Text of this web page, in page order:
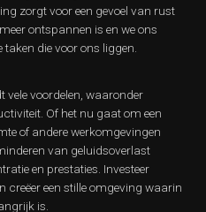
zorgt voor een gevoel van rust
ontspannen is en we ons
die voor ons liggen.
vele voordelen, waaronder
Of het nu gaat om een
of andere werkomgevingen
van geluidsoverlast
en prestaties. Investeer
creëer een stille omgeving waarin
is.